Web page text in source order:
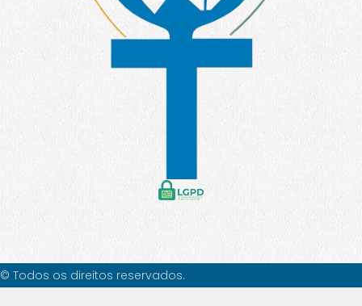
© Todos os direitos reservados.